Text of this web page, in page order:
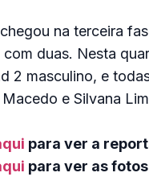
na terceira
com duas. Nesta
2 masculino, e
Macedo e Silvana
para ver a
para ver as fotos